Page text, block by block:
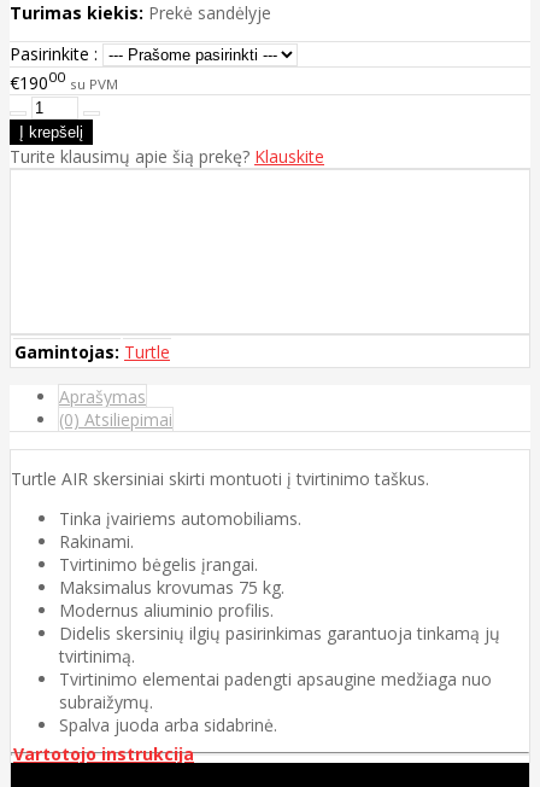
Turimas kiekis: Prekė sandėlyje
Pasirinkite :
€19000 su PVM
Turite klausimų apie šią prekę? Klauskite
Gamintojas: Turtle
Aprašymas
(0) Atsiliepimai
Turtle AIR skersiniai skirti montuoti į tvirtinimo taškus.
Tinka įvairiems automobiliams.
Rakinami.
Tvirtinimo bėgelis įrangai.
Maksimalus krovumas 75 kg.
Modernus aliuminio profilis.
Didelis skersinių ilgių pasirinkimas garantuoja tinkamą jų
tvirtinimą.
Tvirtinimo elementai padengti apsaugine medžiaga nuo
subraižymų.
Spalva juoda arba sidabrinė.
Vartotojo instrukcija